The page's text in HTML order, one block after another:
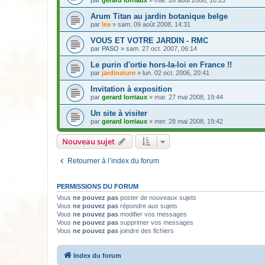
Arum Titan au jardin botanique belge
par lea » sam. 09 août 2008, 14:31
VOUS ET VOTRE JARDIN - RMC
par PASO » sam. 27 oct. 2007, 06:14
Le purin d'ortie hors-la-loi en France !!
par jardinature » lun. 02 oct. 2006, 20:41
Invitation à exposition
par gerard lorriaux » mar. 27 mai 2008, 19:44
Un site à visiter
par gerard lorriaux » mer. 28 mai 2008, 19:42
Nouveau sujet
Retourner à l’index du forum
PERMISSIONS DU FORUM
Vous ne pouvez pas poster de nouveaux sujets
Vous ne pouvez pas répondre aux sujets
Vous ne pouvez pas modifier vos messages
Vous ne pouvez pas supprimer vos messages
Vous ne pouvez pas joindre des fichiers
Index du forum